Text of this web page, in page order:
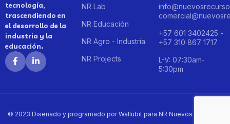
tecnología,
trascendiendo en
el desarrollo de la
industria y la
educación.
NR Lab
NR Educación
NR Agro - Industria
NR Projects
+57 601 3402425 -
+57 310 867 1717
L-V: 07:30am-
5:30pm
© 2023 Diseñado y programado por Wallubit para NR Nuevos Recursos